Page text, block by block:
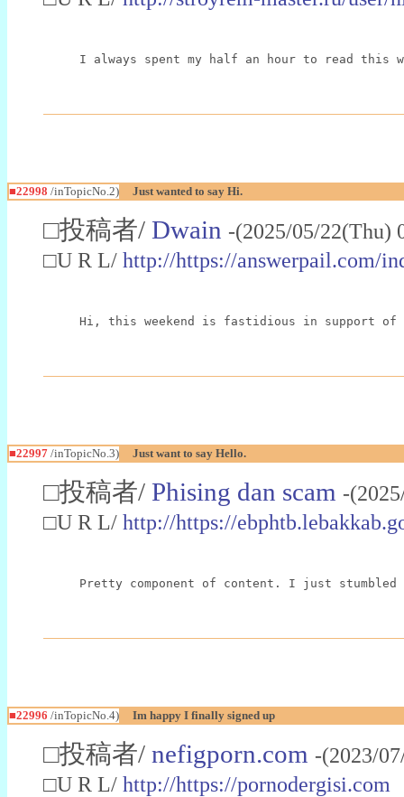
I always spent my half an hour to read
■22998 /inTopicNo.2) Just wanted to say Hi.
□投稿者/ Dwain -(2025/05/
□U R L/ http://https://answerpail.com/
Hi, this weekend is fastidious in support of
■22997 /inTopicNo.3) Just want to say Hello.
□投稿者/ Phising dan scam -
□U R L/ http://https://
Pretty component of content. I just
■22996 /inTopicNo.4) Im happy I finally signed up
□投稿者/ nefigporn.com -(2023/
□U R L/ http://https://pornodergisi.com